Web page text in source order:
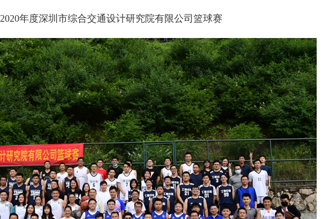
2020年度深圳市综合交通设计研究院有限公司篮球赛